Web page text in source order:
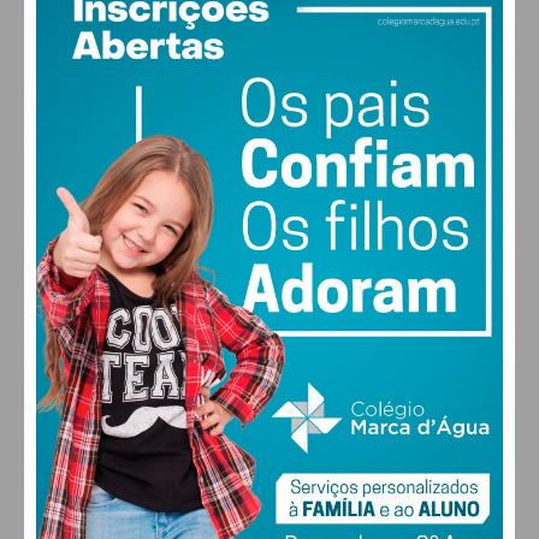
“É preciso saber que não há uma forma específica
de fazer o Capão à Freamunde. Já não é feito em
forno de lenha pelos próprios criadores.
Encontraram-se outras formas inteligentes de se
fazer capão, a diversidade que temos hoje é
extraordinária”, rematou Fernando Gil Melo.
Conheça a lista dos restaurantes aderentes à
iniciativa:
Aidé;
Al’ Capão;
A Presa;
A.REI.A;
Casa de São Francisco;
PAÇOS DE FERREIRA